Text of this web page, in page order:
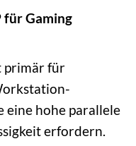
für Gaming
primär für
eine hohe parallele
erfordern.